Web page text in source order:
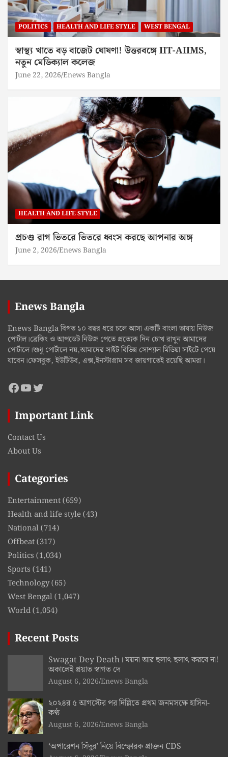
POLITICS HEALTH AND LIFE STYLE WEST BENGAL
স্বাস্থ্য খাতে বড় বাজেট ঘোষণা! উত্তরবঙ্গে IIT-AIIMS,
নতুন মেডিক্যাল কলেজ
June 22, 2026 Enews Bangla
HEALTH AND LIFE STYLE
প্রচণ্ড রাগ ভিতরে ভিতরে ধ্বংস করছে আপনার অঙ্গ
June 2, 2026 Enews Bangla
Enews Bangla
Enews Bangla বিগত ১০ বছর ধরে চলে আসা একটি বাংলা ভাষায় নিউজ
পোর্টাল।ব্রেকিং ও আপডেট নিউজ পেতে প্রত্যেক দিন চোখ রাখুন আমাদের
পোর্টালে।শুধু পোর্টালে নয়,আমাদের সাইট বিভিন্ন সোশ্যাল মিডিয়া সাইটে পেয়ে
যাবেন।ফেসবুক, ইউটিউব, এক্স,ইনস্টাগ্রাম সব জায়গাতেই রয়েছি আমরা।
Facebook
YouTube
Twitter
Important Link
Contact Us
About Us
Categories
Entertainment(659)
Health and life style(43)
National(714)
Offbeat(317)
Politics (1,034)
Sports (141)
Technology(65)
West Bengal(1,047)
World(1,054)
Recent Posts
Swagat Dey Death। ময়না আর ছলাৎ ছলাৎ করবে না!
অকালেই প্রয়াত স্বাগত দে
August 6, 2026 Enews Bangla
২০২৪র ৫ আগস্টের পর দিল্লিতে প্রথম জনমসক্ষে হাসিনা-
কণ্ঠ
August 6, 2026 Enews Bangla
‘অপারেশন সিঁদুর’ নিয়ে বিস্ফোরক প্রাক্তন CDS